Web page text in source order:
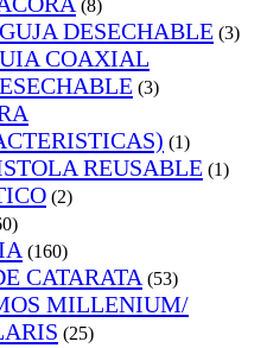
(8)
DESECHABLE (3)
COAXIAL
(3)
(1)
REUSABLE (1)
(2)
(160)
CATARATA (53)
MILLENIUM/
(25)